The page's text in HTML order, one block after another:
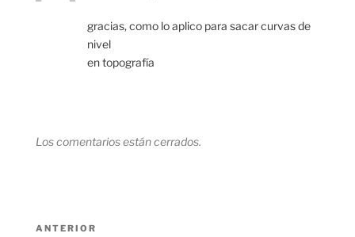
gracias, como lo aplico para sacar curvas de
nivel
en topografía
Los comentarios están cerrados.
Navegación
Entrada
ANTERIOR